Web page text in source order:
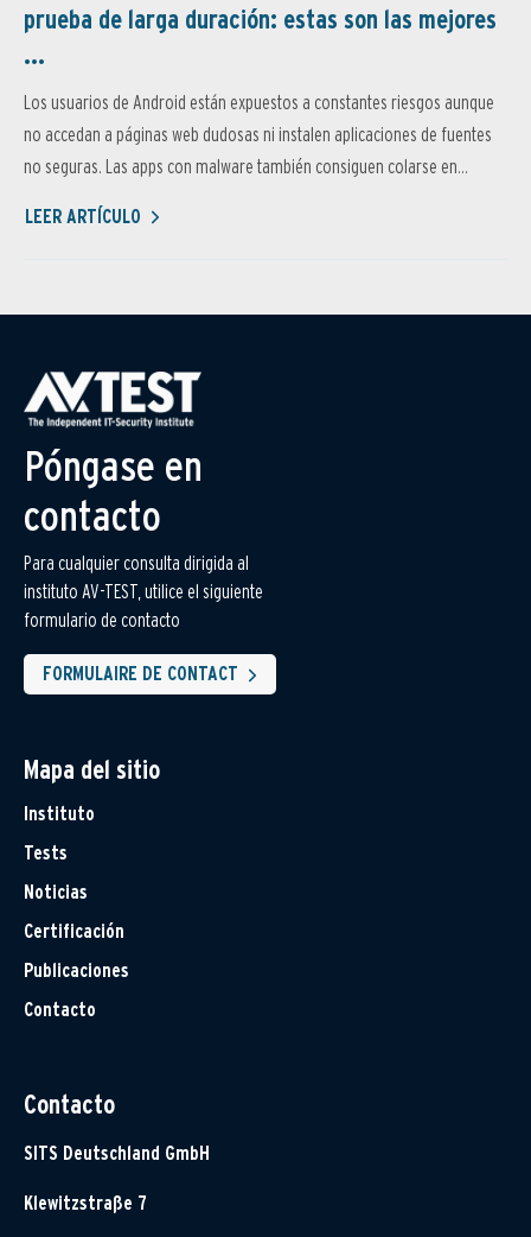
prueba de larga duración: estas son las mejores
...
Los usuarios de Android están expuestos a constantes riesgos aunque
no accedan a páginas web dudosas ni instalen aplicaciones de fuentes
no seguras. Las apps con malware también consiguen colarse en...
LEER ARTÍCULO
Póngase en
contacto
Para cualquier consulta dirigida al
instituto AV-TEST, utilice el siguiente
formulario de contacto
FORMULAIRE DE CONTACT
Mapa del sitio
Instituto
Tests
Noticias
Certificación
Publicaciones
Contacto
Contacto
SITS Deutschland GmbH
Klewitzstraße 7